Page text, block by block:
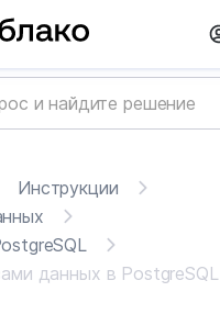
Инструкции
данных в PostgreSQL